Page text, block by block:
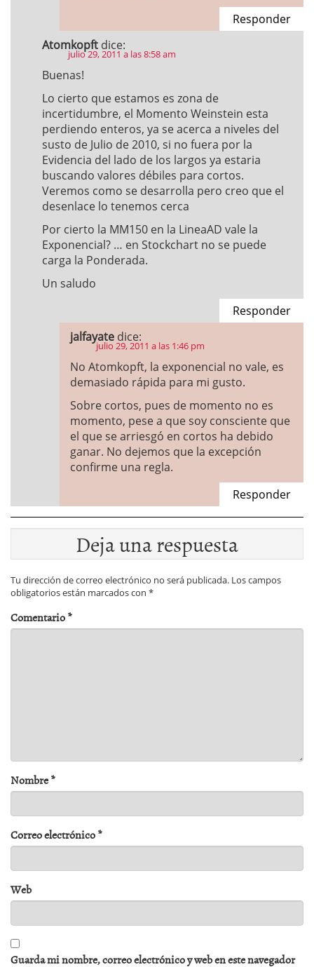
Responder
Atomkopft dice:
julio 29, 2011 a las 8:58 am
Buenas!
Lo cierto que estamos es zona de
incertidumbre, el Momento Weinstein esta
perdiendo enteros, ya se acerca a niveles del
susto de Julio de 2010, si no fuera por la
Evidencia del lado de los largos ya estaria
buscando valores débiles para cortos.
Veremos como se desarrolla pero creo que el
desenlace lo tenemos cerca
Por cierto la MM150 en la LineaAD vale la
Exponencial? … en Stockchart no se puede
carga la Ponderada.
Un saludo
Responder
jalfayate dice:
julio 29, 2011 a las 1:46 pm
No Atomkopft, la exponencial no vale, es
demasiado rápida para mi gusto.
Sobre cortos, pues de momento no es
momento, pese a que soy consciente que
el que se arriesgó en cortos ha debido
ganar. No dejemos que la excepción
confirme una regla.
Responder
Deja una respuesta
Tu dirección de correo electrónico no será publicada. Los campos
obligatorios están marcados con *
Comentario*
Nombre*
Correo electrónico*
Web
Guarda mi nombre, correo electrónico y web en este navegador